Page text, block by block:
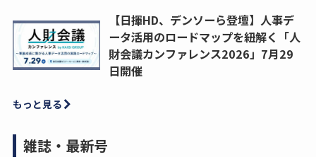
【日揮HD、デンソーら登壇】人事デ
ータ活用のロードマップを紐解く「人
財会議カンファレンス2026」7月29
日開催
もっと見る
雑誌・最新号